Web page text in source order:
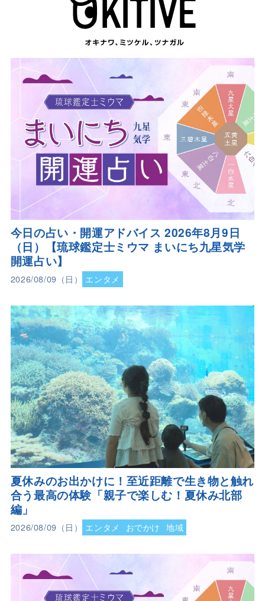
今日の占い・開運アドバイス 2026年8月9日
（日）【琉球鑑定士ミウマ まいにち九星気学
開運占い】
2026/08/09（日） エンタメ
夏休みのお出かけに！至近距離で生き物と触れ
合う最高の体験「親子で楽しむ！夏休み北部
編」
2026/08/09（日） エンタメ おでかけ 地域